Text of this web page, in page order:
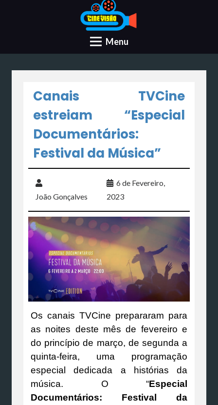
Menu
Canais TVCine
estreiam “Especial
Documentários:
Festival da Música”
João Gonçalves
6 de Fevereiro,
2023
Os canais TVCine prepararam para
as noites deste mês de fevereiro e
do princípio de março, de segunda a
quinta-feira, uma programação
especial dedicada a histórias da
música. O “Especial
Documentários: Festival da